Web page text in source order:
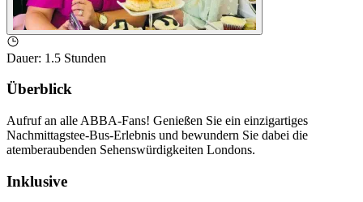
Dauer: 1.5 Stunden
Überblick
Aufruf an alle ABBA-Fans! Genießen Sie ein einzigartiges
Nachmittagstee-Bus-Erlebnis und bewundern Sie dabei die
atemberaubenden Sehenswürdigkeiten Londons.
Inklusive